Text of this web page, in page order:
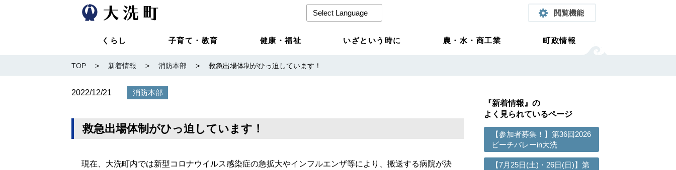
閲覧機能
くらし 子育て・教育 健康・福祉 いざという時に 農・水・商工業 町政情報
TOP > 新着情報 > 消防本部 > 救急出場体制がひっ迫しています！
2022/12/21 消防本部
救急出場体制がひっ迫しています！
現在、大洗町内では新型コロナウイルス感染症の急拡大やインフルエンザ等により、搬送する病院が決
『新着情報』の
よく見られているページ
【参加者募集！】第36回2026
ビーチバレーin大洗
【7月25日(土)・26日(日)】第